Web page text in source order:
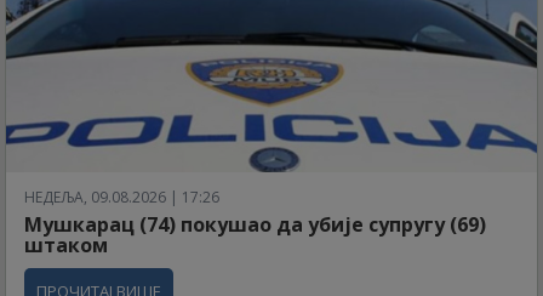
НЕДЕЉА, 09.08.2026 | 17:26
Мушкарац (74) покушао да убије супругу (69)
штаком
ПРОЧИТАЈ ВИШЕ